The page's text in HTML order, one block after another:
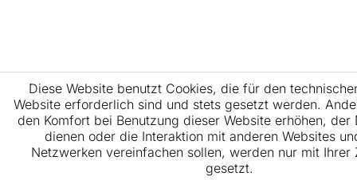
Diese Website benutzt Cookies, die für den
Website erforderlich sind und stets gesetzt werden.
den Komfort bei Benutzung dieser Website erhöhen, der
dienen oder die Interaktion mit anderen Websites
Netzwerken vereinfachen sollen, werden nur mit Ihrer
gesetzt.